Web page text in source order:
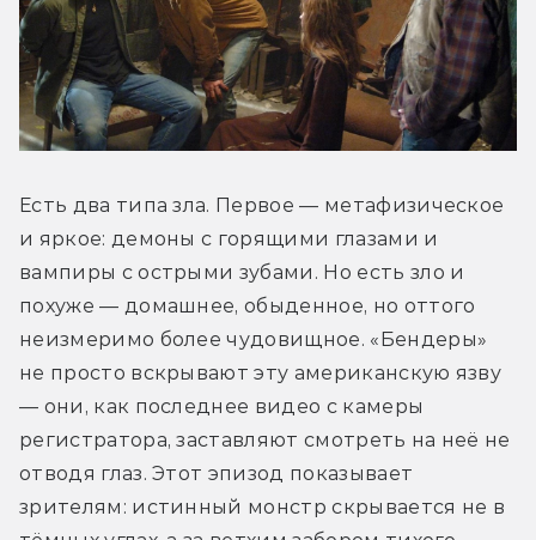
Есть два типа зла. Первое — метафизическое
и яркое: демоны с горящими глазами и
вампиры с острыми зубами. Но есть зло и
похуже — домашнее, обыденное, но оттого
неизмеримо более чудовищное. «Бендеры»
не просто вскрывают эту американскую язву
— они, как последнее видео с камеры
регистратора, заставляют смотреть на неё не
отводя глаз. Этот эпизод показывает
зрителям: истинный монстр скрывается не в